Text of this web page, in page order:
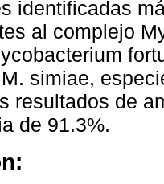
identificadas
al complejo
simiae,
resultados de
de 91.3%.